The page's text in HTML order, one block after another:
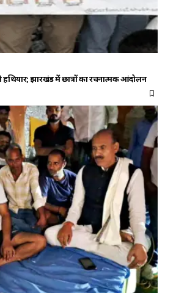
हथियार; झारखंड में छात्रों का रचनात्मक आंदोलन